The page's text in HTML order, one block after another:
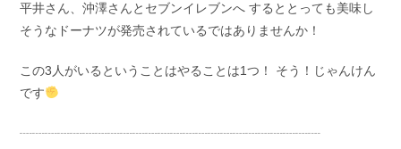
平井さん、沖澤さんとセブンイレブンへ するととっても美味し
そうなドーナツが発売されているではありませんか！
この3人がいるということはやることは1つ！ そう！じゃんけん
です
┈┈┈┈┈┈┈┈┈┈┈┈┈┈┈┈┈┈┈┈┈┈┈┈